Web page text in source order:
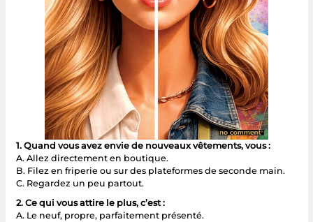
1. Quand vous avez envie de nouveaux vêtements, vous :
A. Allez directement en boutique.
B. Filez en friperie ou sur des plateformes de seconde main.
C. Regardez un peu partout.
2. Ce qui vous attire le plus, c’est :
A. Le neuf, propre, parfaitement présenté.